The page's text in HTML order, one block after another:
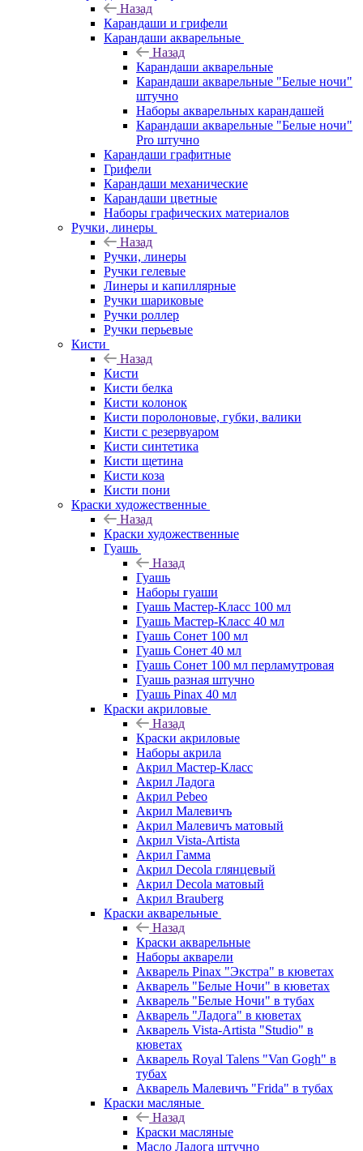
Назад
Карандаши и грифели
Карандаши акварельные
Назад
Карандаши акварельные
Карандаши акварельные "Белые ночи"
штучно
Наборы акварельных карандашей
Карандаши акварельные "Белые ночи"
Pro штучно
Карандаши графитные
Грифели
Карандаши механические
Карандаши цветные
Наборы графических материалов
Ручки, линеры
Назад
Ручки, линеры
Ручки гелевые
Линеры и капиллярные
Ручки шариковые
Ручки роллер
Ручки перьевые
Кисти
Назад
Кисти
Кисти белка
Кисти колонок
Кисти поролоновые, губки, валики
Кисти с резервуаром
Кисти синтетика
Кисти щетина
Кисти коза
Кисти пони
Краски художественные
Назад
Краски художественные
Гуашь
Назад
Гуашь
Наборы гуаши
Гуашь Мастер-Класс 100 мл
Гуашь Мастер-Класс 40 мл
Гуашь Сонет 100 мл
Гуашь Сонет 40 мл
Гуашь Сонет 100 мл перламутровая
Гуашь разная штучно
Гуашь Pinax 40 мл
Краски акриловые
Назад
Краски акриловые
Наборы акрила
Акрил Мастер-Класс
Акрил Ладога
Акрил Pebeo
Акрил Малевичъ
Акрил Малевичъ матовый
Акрил Vista-Artista
Акрил Гамма
Акрил Decola глянцевый
Акрил Decola матовый
Акрил Brauberg
Краски акварельные
Назад
Краски акварельные
Наборы акварели
Акварель Pinax "Экстра" в кюветах
Акварель "Белые Ночи" в кюветах
Акварель "Белые Ночи" в тубах
Акварель "Ладога" в кюветах
Акварель Vista-Artista "Studio" в
кюветах
Акварель Royal Talens "Van Gogh" в
тубах
Акварель Малевичъ "Frida" в тубах
Краски масляные
Назад
Краски масляные
Масло Ладога штучно